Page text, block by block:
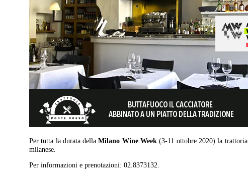
Per tutta la durata dellaMilano Wine Week (3-11 ottobre 2020) la trattoria
milanese.
Per informazioni e prenotazioni: 02.8373132.